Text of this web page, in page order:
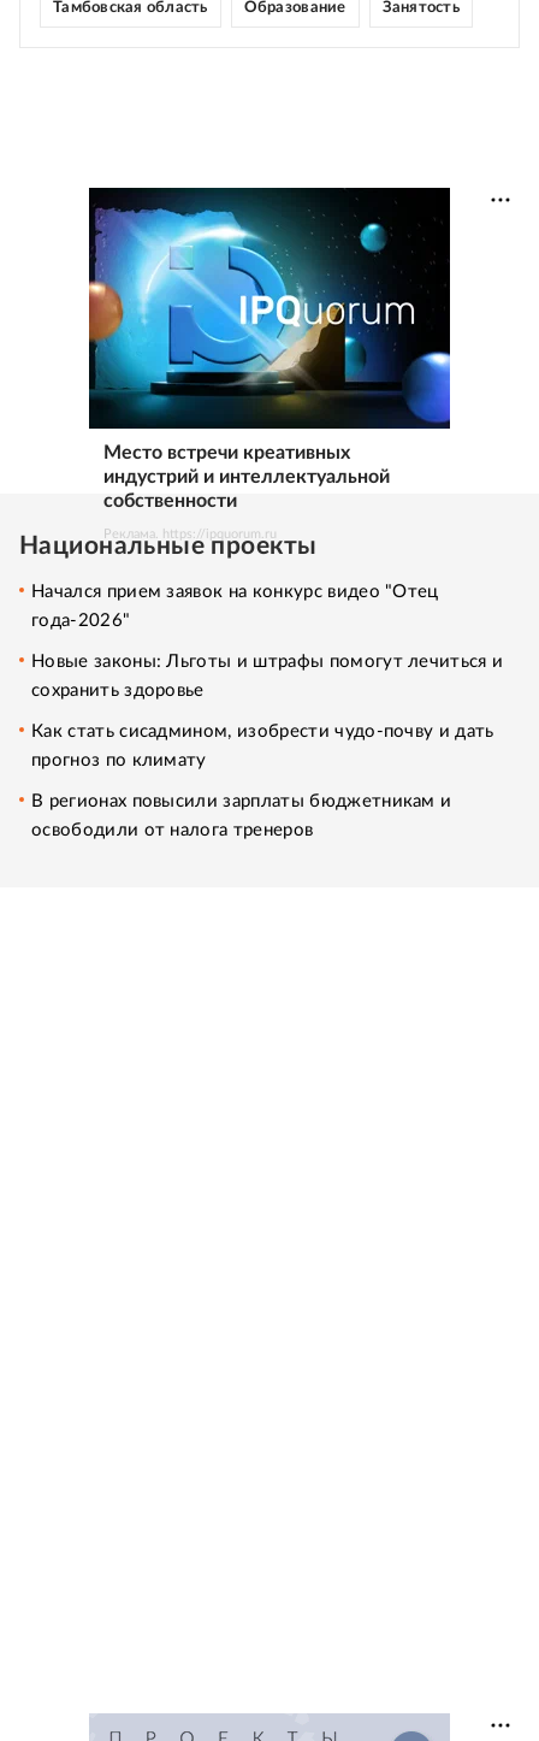
Тамбовская область Образование Занятость
Место встречи креативных
индустрий и интеллектуальной
собственности
Реклама. https://ipquorum.ru
Национальные проекты
Начался прием заявок на конкурс видео "Отец
года-2026"
Новые законы: Льготы и штрафы помогут лечиться и
сохранить здоровье
Как стать сисадмином, изобрести чудо-почву и дать
прогноз по климату
В регионах повысили зарплаты бюджетникам и
освободили от налога тренеров